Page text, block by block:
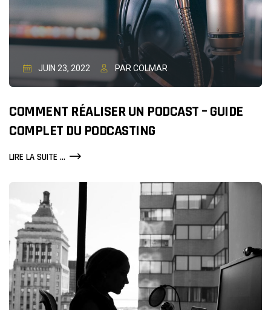
JUIN 23, 2022 PAR COLMAR
COMMENT RÉALISER UN PODCAST – GUIDE
COMPLET DU PODCASTING
LIRE LA SUITE ...COMMENT
PODCAST
GUIDE
COMPLET
DU
PODCASTING